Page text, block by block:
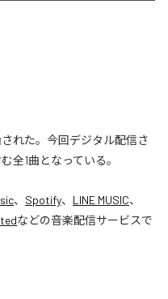
された。今回デジタル配信さ
全1曲となっている。
、 Spotify、 LINE MUSIC、
などの音楽配信サービスで